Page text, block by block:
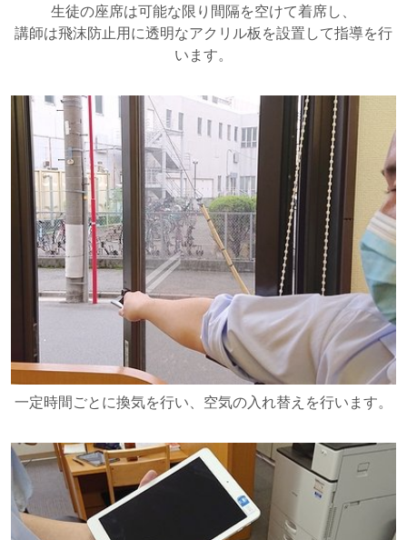
生徒の座席は可能な限り間隔を空けて着席し、
講師は飛沫防止用に透明なアクリル板を設置して指導を行
います。
一定時間ごとに換気を行い、空気の入れ替えを行います。